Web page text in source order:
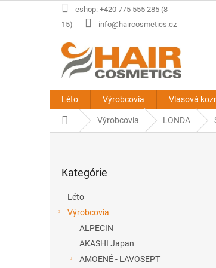
eshop: +420 775 555 285 (8-
15)
info@haircosmetics.cz
Léto Výrobcovia Vlasová
DomovVýrobcovia LONDA
kategórie
Kategórie
Léto
Výrobcovia
ALPECIN
AKASHI Japan
AMOENÉ - LAVOSEPT